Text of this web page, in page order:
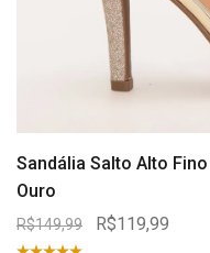
Sandália Salto Alto
Ouro
R$149,99 R$119,99